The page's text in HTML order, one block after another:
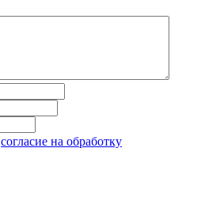
согласие на обработку